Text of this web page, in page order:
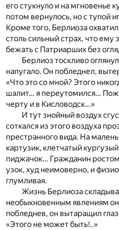
его стукнуло и на мгновенье
потом вернулось, но с тупой
Кроме того, Берлиоза
столь сильный страх, что ему
бежать с Патриарших без
Берлиоз тоскливо
напугало. Он побледнел,
«Что это со мной? Этого
шалит… я переутомился…
черту и в Кисловодск…»
И тут знойный воздух
соткался из этого воздуха
престранного вида. На
картузик, клетчатый
пиджачок… Гражданин
узок, худ неимоверно, и
глумливая.
Жизнь Берлиоза
необыкновенным явлениям
побледнев, он вытаращил
«Этого не может быть!..»